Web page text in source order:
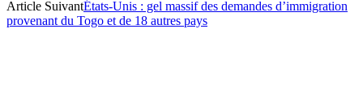
Article SuivantÉtats-Unis : gel massif des demandes d’immigration
provenant du Togo et de 18 autres pays